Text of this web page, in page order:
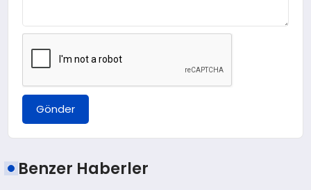
Gönder
Benzer Haberler